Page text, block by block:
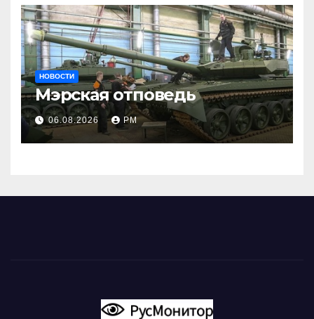
НОВОСТИ
Мэрская отповедь
06.08.2026 РМ